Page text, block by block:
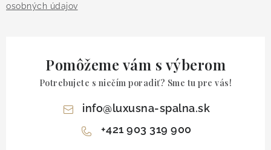
osobných údajov
Pomôžeme vám s výberom
Potrebujete s niečím poradiť? Sme tu pre vás!
info@luxusna-spalna.sk
+421 903 319 900